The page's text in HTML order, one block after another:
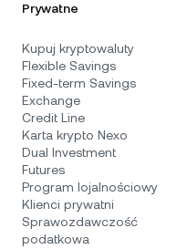
Prywatne
Kupuj kryptowaluty
Flexible Savings
Fixed-term Savings
Exchange
Credit Line
Karta krypto Nexo
Dual Investment
Futures
Program lojalnościowy
Klienci prywatni
Sprawozdawczość
podatkowa